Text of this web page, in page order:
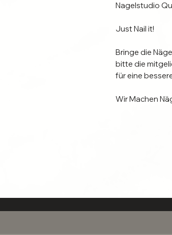
Nagelstudio
Just Nail it!
Bringe die
bitte die
für eine
Wir Machen